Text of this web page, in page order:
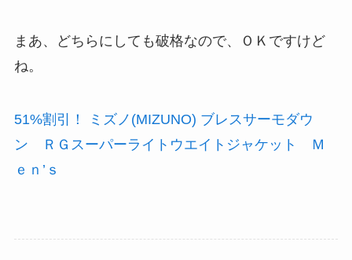
まあ、どちらにしても破格なので、ＯＫですけど
ね。
51%割引！ ミズノ(MIZUNO) ブレスサーモダウ
ン ＲＧスーパーライトウエイトジャケット Ｍ
ｅｎ’ｓ